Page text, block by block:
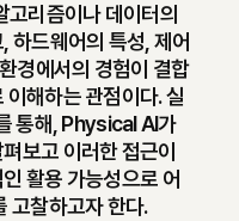
리즘이나 데이터의
하드웨어의 특성, 제어
경에서의 경험이 결합
해하는 관점이다. 실
통해, Physical AI가
보고 이러한 접근이
활용 가능성으로 어
고찰하고자 한다.